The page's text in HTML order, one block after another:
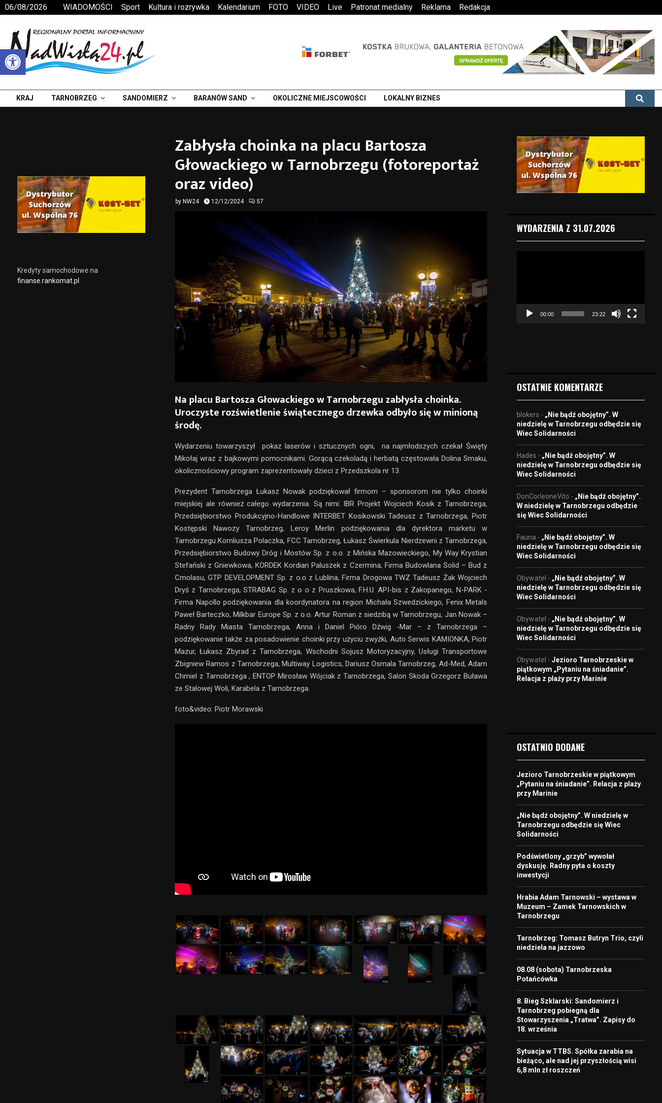
Otwórz pasek narzędzi
06/08/2026 WIADOMOŚCI Sport Kultura i rozrywka Kalendarium FOTO VIDEO Live Patronat medialny Reklama Redakcja
KRAJ TARNOBRZEG SANDOMIERZ BARANÓW SAND OKOLICZNE MIEJSCOWOŚCI LOKALNY BIZNES
Zabłysła choinka na placu Bartosza
Głowackiego w Tarnobrzegu (fotoreportaż
oraz video)
by NW24 12/12/2024 57
Na placu Bartosza Głowackiego w Tarnobrzegu zabłysła choinka.
Uroczyste rozświetlenie świątecznego drzewka odbyło się w minioną
środę.
Wydarzeniu towarzyszył pokaz laserów i sztucznych ogni, na najmłodszych czekał Święty
Mikołaj wraz z bajkowymi pomocnikami. Gorącą czekoladą i herbatą częstowała Dolina Smaku,
okolicznościowy program zaprezentowały dzieci z Przedszkola nr 13.
Prezydent Tarnobrzega Łukasz Nowak podziękował firmom – sponsorom nie tylko choinki
miejskiej ale również całego wydarzenia. Są nimi: IBR Projekt Wojciech Kosik z Tarnobrzega,
Przedsiębiorstwo Produkcyjno-Handlowe INTERBET Kosikowski Tadeusz z Tarnobrzega, Piotr
Kostępski Nawozy Tarnobrzeg, Leroy Merlin podziękowania dla dyrektora marketu w
Tarnobrzegu Kornliusza Polaczka, FCC Tarnobrzeg, Łukasz Świerkula Nierdzewni z Tarnobrzega,
Przedsiębiorstwo Budowy Dróg i Mostów Sp. z o.o. z Mińska Mazowieckiego, My Way Krystian
Stefański z Gniewkowa, KORDEK Kordian Paluszek z Czermina, Firma Budowlana Solid – Bud z
Cmolasu, GTP DEVELOPMENT Sp. z o.o z Lublina, Firma Drogowa TWZ Tadeusz Żak Wojciech
Dryś z Tarnobrzega, STRABAG Sp. z o o z Pruszkowa, F.H.U. API-bis z Zakopanego, N-PARK -
Firma Napollo podziękowania dla koordynatora na region Michała Szwedzickiego, Fenix Metals
Paweł Barteczko, Milkbar Europe Sp. z o.o. Artur Roman z siedzibą w Tarnobrzegu, Jan Nowak –
Radny Rady Miasta Tarnobrzega, Anna i Daniel Pióro Dźwig -Mar – z Tarnobrzega –
podziękowanie także za posadowienie choinki przy użyciu zwyżki, Auto Serwis KAMIONKA, Piotr
Mazur, Łukasz Zbyrad z Tarnobrzega, Wschodni Sojusz Motoryzacyjny, Usługi Transportowe
Zbigniew Ramos z Tarnobrzega, Multiway Logistics, Dariusz Osmala Tarnobrzeg, Ad-Med, Adam
Chmiel z Tarnobrzega , ENTOP Mirosław Wójciak z Tarnobrzega, Salon Skoda Grzegorz Buława
ze Stalowej Woli, Karabela z Tarnobrzega.
foto&video: Piotr Morawski
Kredyty samochodowe na
finanse.rankomat.pl
WYDARZENIA Z 31.07.2026
e
o
00:00 23:22
OSTATNIE KOMENTARZE
blokers - „Nie bądź obojętny”. W
niedzielę w Tarnobrzegu odbędzie się
Wiec Solidarności
Hades - „Nie bądź obojętny”. W
niedzielę w Tarnobrzegu odbędzie się
Wiec Solidarności
DonCorleoneVito - „Nie bądź obojętny”.
W niedzielę w Tarnobrzegu odbędzie
się Wiec Solidarności
Fauna - „Nie bądź obojętny”. W
niedzielę w Tarnobrzegu odbędzie się
Wiec Solidarności
Obywatel - „Nie bądź obojętny”. W
niedzielę w Tarnobrzegu odbędzie się
Wiec Solidarności
Obywatel - „Nie bądź obojętny”. W
niedzielę w Tarnobrzegu odbędzie się
Wiec Solidarności
Obywatel - Jezioro Tarnobrzeskie w
piątkowym „Pytaniu na śniadanie”.
Relacja z plaży przy Marinie
OSTATNIO DODANE
Jezioro Tarnobrzeskie w piątkowym
„Pytaniu na śniadanie”. Relacja z plaży
przy Marinie
„Nie bądź obojętny”. W niedzielę w
Tarnobrzegu odbędzie się Wiec
Solidarności
Podświetlony „grzyb” wywołał
dyskusję. Radny pyta o koszty
inwestycji
Hrabia Adam Tarnowski – wystawa w
Muzeum – Zamek Tarnowskich w
Tarnobrzegu
Tarnobrzeg: Tomasz Butryn Trio, czyli
niedziela na jazzowo
08.08 (sobota) Tarnobrzeska
Potańcówka
8. Bieg Szklarski: Sandomierz i
Tarnobrzeg pobiegną dla
Stowarzyszenia „Tratwa”. Zapisy do
18. września
Sytuacja w TTBS. Spółka zarabia na
bieżąco, ale nad jej przyszłością wisi
6,8 mln zł roszczeń